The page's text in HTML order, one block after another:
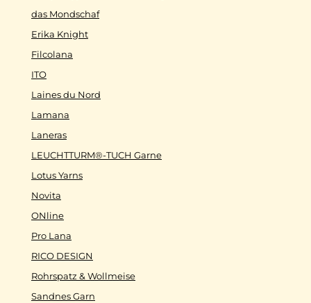
das Mondschaf
Erika Knight
Filcolana
ITO
Laines du Nord
Lamana
Laneras
LEUCHTTURM®-TUCH Garne
Lotus Yarns
Novita
ONline
Pro Lana
RICO DESIGN
Rohrspatz & Wollmeise
Sandnes Garn